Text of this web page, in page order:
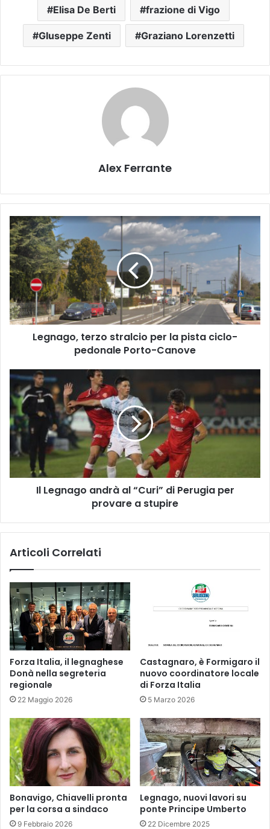
Elisa De Berti frazione di Vigo
GIuseppe Zenti Graziano Lorenzetti
Alex Ferrante
Legnago,
terzo
stralcio
per
la
pista
ciclo-
pedonale
Porto-
CanoveLegnago, terzo stralcio per la pista ciclo-
pedonale Porto-Canove
Il
Legnago
andrà
al
“Curi”
Perugia
per
provare
Il Legnago andrà al “Curi” di Perugia per
provare a stupire
Articoli Correlati
Forza Italia, il legnaghese
Donà nella segreteria
regionale
22 Maggio 2026
Castagnaro, è Formigaro il
nuovo coordinatore locale
di Forza Italia
5 Marzo 2026
Bonavigo, Chiavelli pronta
per la corsa a sindaco
9 Febbraio 2026
Legnago, nuovi lavori su
ponte Principe Umberto
22 Dicembre 2025